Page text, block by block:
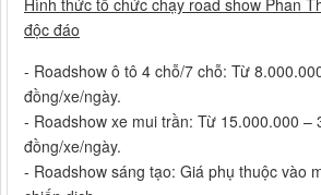
Hình thức tổ chức chạy road show Phan
độc đáo
- Roadshow ô tô 4 chỗ/7 chỗ: Từ
đồng/xe/ngày.
- Roadshow xe mui trần: Từ 15.000.000 –
đồng/xe/ngày.
- Roadshow sáng tạo: Giá phụ thuộc vào